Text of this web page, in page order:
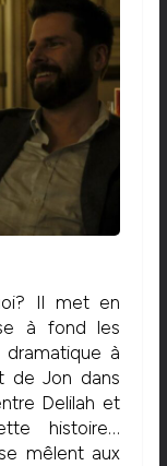
Il met en
à fond les
à
de Jon dans
Delilah et
histoire…
mêlent aux